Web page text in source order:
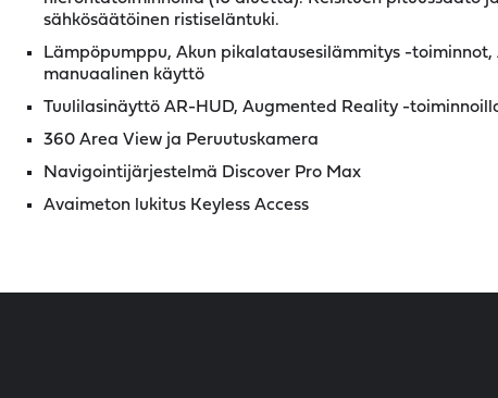
sähkösäätöinen ristiseläntuki.
Lämpöpumppu, Akun pikalatausesilämmitys -
manuaalinen käyttö
Tuulilasinäyttö AR-HUD, Augmented Reality -
360 Area View ja Peruutuskamera
Navigointijärjestelmä Discover Pro Max
Avaimeton lukitus Keyless Access